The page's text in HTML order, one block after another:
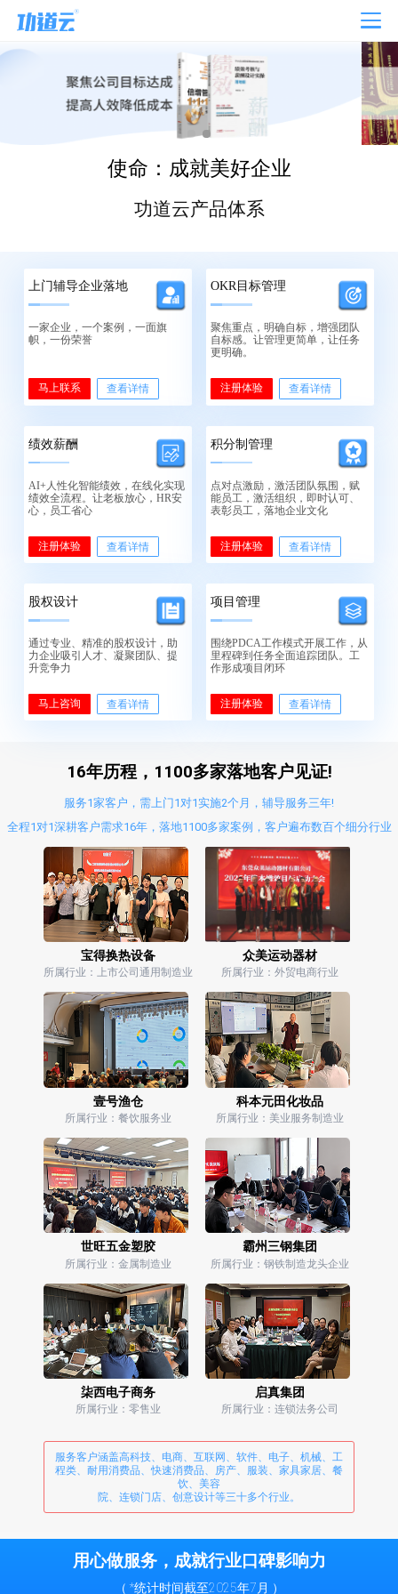
使命：成就美好企业
功道云产品体系
上门辅导企业落地
一家企业，一个案例，一面旗
帜，一份荣誉
马上联系 查看详情
OKR目标管理
聚焦重点，明确自标，增强团队
自标感。让管理更简单，让任务
更明确。
注册体验 查看详情
绩效薪酬
AI+人性化智能绩效，在线化实现
绩效全流程。让老板放心，HR安
心，员工省心
注册体验 查看详情
积分制管理
点对点激励，激活团队氛围，赋
能员工，激活组织，即时认可、
表彰员工，落地企业文化
注册体验 查看详情
股权设计
通过专业、精准的股权设计，助
力企业吸引人才、凝聚团队、提
升竞争力
马上咨询 查看详情
项目管理
围绕PDCA工作模式开展工作，从
里程碑到任务全面追踪团队。工
作形成项目闭环
注册体验 查看详情
16年历程，1100多家落地客户见证!
服务1家客户，需上门1对1实施2个月，辅导服务三年!
全程1对1深耕客户需求16年，落地1100多家案例，客户遍布数百个细分行业
宝得换热设备
所属行业：上市公司通用制造业
众美运动器材
所属行业：外贸电商行业
壹号渔仓
所属行业：餐饮服务业
科本元田化妆品
所属行业：美业服务制造业
世旺五金塑胶
所属行业：金属制造业
霸州三钢集团
所属行业：钢铁制造龙头企业
柒西电子商务
所属行业：零售业
启真集团
所属行业：连锁法务公司
服务客户涵盖高科技、电商、互联网、软件、电子、机械、工
程类、耐用消费品、快速消费品、房产、服装、家具家居、餐
饮、美容
院、连锁门店、创意设计等三十多个行业。
用心做服务，成就行业口碑影响力
（ *统计时间截至2025年7月 ）